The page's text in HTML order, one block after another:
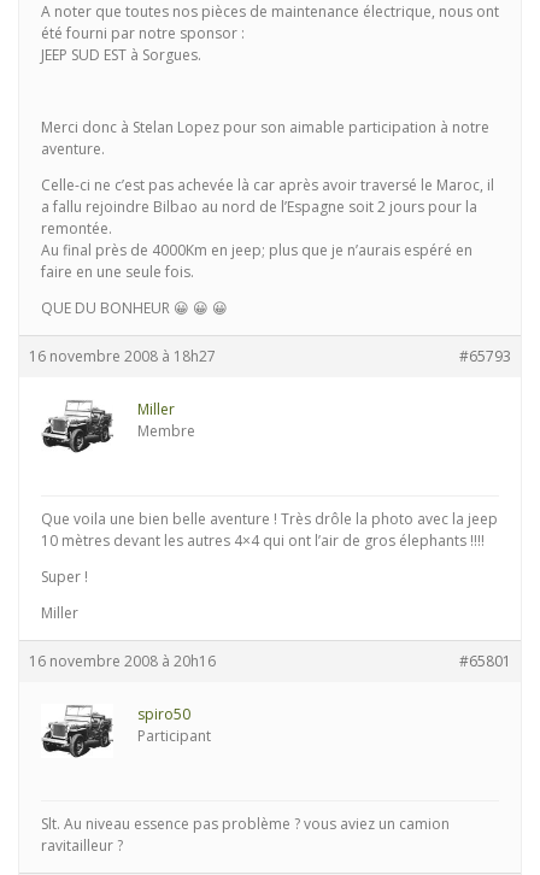
A noter que toutes nos pièces de maintenance électrique, nous ont
été fourni par notre sponsor :
JEEP SUD EST à Sorgues.
Merci donc à Stelan Lopez pour son aimable participation à notre
aventure.
Celle-ci ne c’est pas achevée là car après avoir traversé le Maroc, il
a fallu rejoindre Bilbao au nord de l’Espagne soit 2 jours pour la
remontée.
Au final près de 4000Km en jeep; plus que je n’aurais espéré en
faire en une seule fois.
QUE DU BONHEUR 😀 😀 😀
16 novembre 2008 à 18h27 #65793
Miller
Membre
Que voila une bien belle aventure ! Très drôle la photo avec la jeep
10 mètres devant les autres 4×4 qui ont l’air de gros élephants !!!!
Super !
Miller
16 novembre 2008 à 20h16 #65801
spiro50
Participant
Slt. Au niveau essence pas problème ? vous aviez un camion
ravitailleur ?